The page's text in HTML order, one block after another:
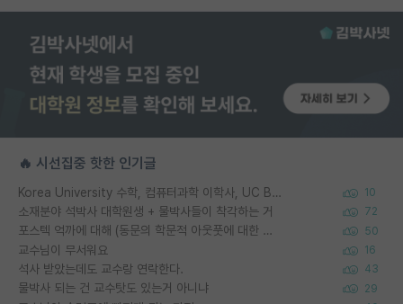
🔥 시선집중 핫한 인기글
Korea University 수학, 컴퓨터과학 이학사, UC Berkeley 산업공학 대학원 공학박사가 되는 것은 쉽지 않겠죠? 10
소재분야 석박사 대학원생 + 물박사들이 착각하는 거 72
포스텍 억까에 대해 (동문의 학문적 아웃풋에 대한 반박) 50
교수님이 무서워요 16
석사 받았는데도 교수랑 연락한다. 43
물박사 되는 건 교수탓도 있는거 아니냐 29